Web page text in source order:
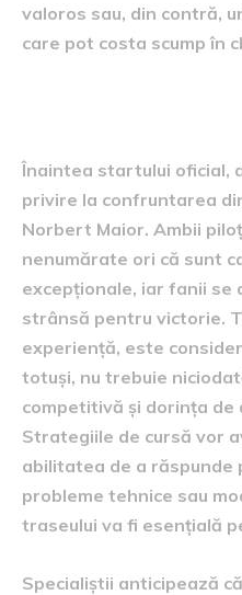
valoros sau, din contră,
care pot costa scump în
Înaintea startului oficial,
privire la confruntarea
Norbert Maior. Ambii
nenumărate ori că sunt
excepționale, iar fanii se
strânsă pentru victorie.
experiență, este
totuși, nu trebuie
competitivă și dorința de
Strategiile de cursă vor
abilitatea de a răspunde
probleme tehnice sau
traseului va fi esențială
Specialiștii anticipează